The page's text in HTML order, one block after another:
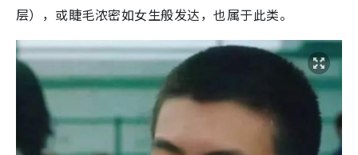
层），或睫毛浓密如女生般发达，也属于此类。